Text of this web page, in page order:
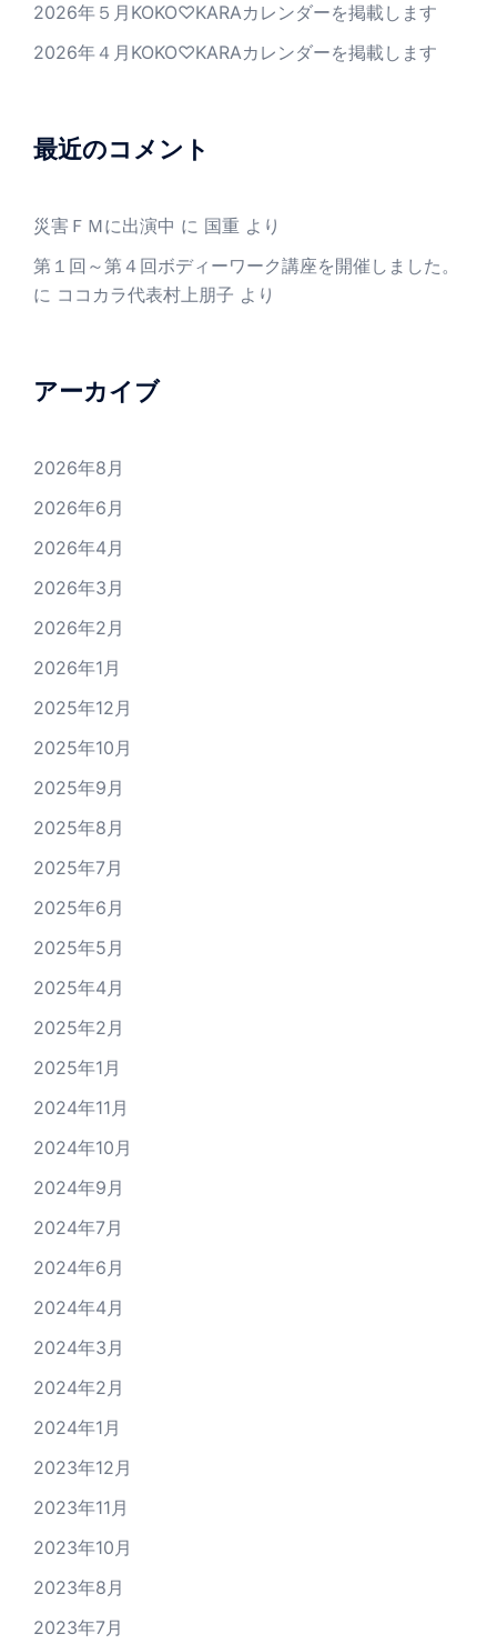
2026年５月KOKO♡KARAカレンダーを掲載します
2026年４月KOKO♡KARAカレンダーを掲載します
最近のコメント
災害ＦＭに出演中 に 国重 より
第１回～第４回ボディーワーク講座を開催しました。
に ココカラ代表村上朋子 より
アーカイブ
2026年8月
2026年6月
2026年4月
2026年3月
2026年2月
2026年1月
2025年12月
2025年10月
2025年9月
2025年8月
2025年7月
2025年6月
2025年5月
2025年4月
2025年2月
2025年1月
2024年11月
2024年10月
2024年9月
2024年7月
2024年6月
2024年4月
2024年3月
2024年2月
2024年1月
2023年12月
2023年11月
2023年10月
2023年8月
2023年7月